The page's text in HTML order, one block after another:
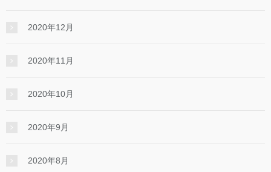
2020年12月
2020年11月
2020年10月
2020年9月
2020年8月